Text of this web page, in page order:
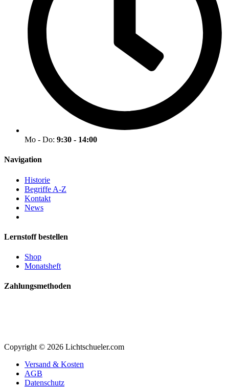
Mo - Do: 9:30 - 14:00
Navigation
Historie
Begriffe A-Z
Kontakt
News
Lernstoff bestellen
Shop
Monatsheft
Zahlungsmethoden
Copyright © 2026 Lichtschueler.com
Versand & Kosten
AGB
Datenschutz